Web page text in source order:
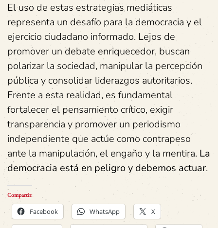
El uso de estas estrategias mediáticas
representa un desafío para la democracia y el
ejercicio ciudadano informado. Lejos de
promover un debate enriquecedor, buscan
polarizar la sociedad, manipular la percepción
pública y consolidar liderazgos autoritarios.
Frente a esta realidad, es fundamental
fortalecer el pensamiento crítico, exigir
transparencia y promover un periodismo
independiente que actúe como contrapeso
ante la manipulación, el engaño y la mentira. La
democracia está en peligro y debemos actuar.
Compartir:
Facebook WhatsApp X